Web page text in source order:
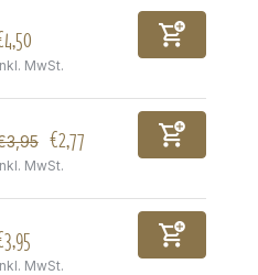
MwSt.
€2,77
MwSt.
MwSt.